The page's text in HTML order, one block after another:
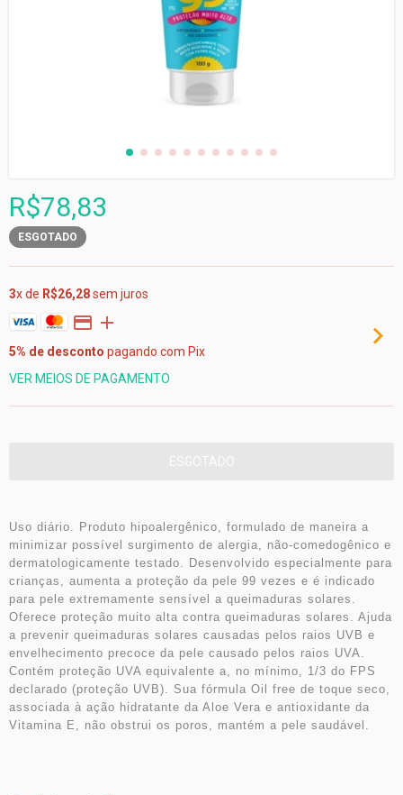
R$78,83
ESGOTADO
3x de R$26,28sem juros
5% de desconto pagando com Pix
VER MEIOS DE PAGAMENTO
Uso diário. Produto hipoalergênico, formulado de maneira a
minimizar possível surgimento de alergia, não-comedogênico e
dermatologicamente testado. Desenvolvido especialmente para
crianças, aumenta a proteção da pele 99 vezes e é indicado
para pele extremamente sensível a queimaduras solares.
Oferece proteção muito alta contra queimaduras solares. Ajuda
a prevenir queimaduras solares causadas pelos raios UVB e
envelhecimento precoce da pele causado pelos raios UVA.
Contém proteção UVA equivalente a, no mínimo, 1/3 do FPS
declarado (proteção UVB). Sua fórmula Oil free de toque seco,
associada à ação hidratante da Aloe Vera e antioxidante da
Vitamina E, não obstrui os poros, mantém a pele saudável.